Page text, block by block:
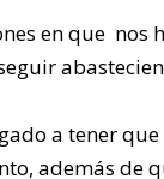
en que
a tener
además de